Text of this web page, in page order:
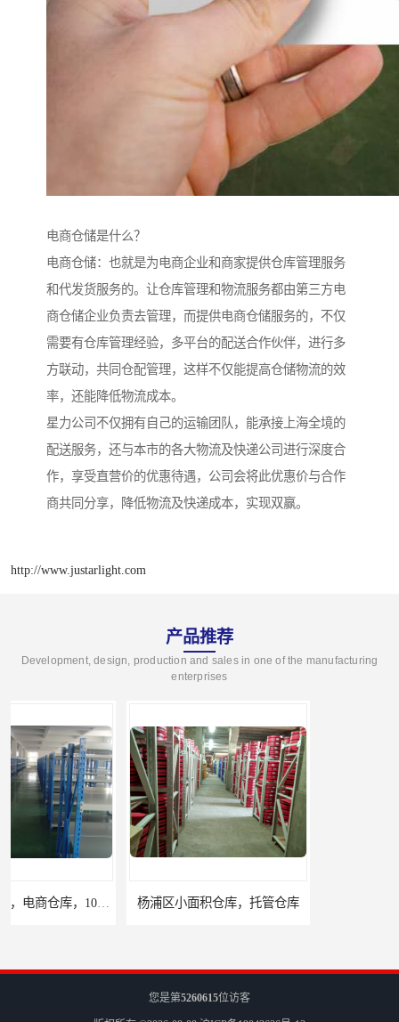
电商仓储是什么？
电商仓储：也就是为电商企业和商家提供仓库管理服务
和代发货服务的。让仓库管理和物流服务都由第三方电
商仓储企业负责去管理，而提供电商仓储服务的，不仅
需要有仓库管理经验，多平台的配送合作伙伴，进行多
方联动，共同仓配管理，这样不仅能提高仓储物流的效
率，还能降低物流成本。
星力公司不仅拥有自己的运输团队，能承接上海全境的
配送服务，还与本市的各大物流及快递公司进行深度合
作，享受直营价的优惠待遇，公司会将此优惠价与合作
商共同分享，降低物流及快递成本，实现双赢。
http://www.justarlight.com
产品推荐
Development, design, production and sales in one of the manufacturing
enterprises
杨浦区小面积仓库，托管仓库
您是第5260615位访客